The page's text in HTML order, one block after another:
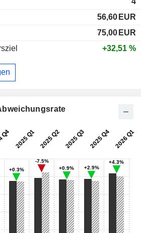
56,60 EUR
75,00 EUR
+32,51 %